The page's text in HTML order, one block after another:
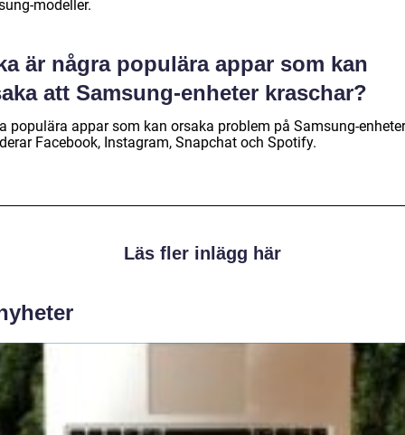
modeller.
är några populära appar som kan
att Samsung-enheter kraschar?
populära appar som kan orsaka problem på Samsung-enheter
Facebook, Instagram, Snapchat och Spotify.
Läs fler inlägg här